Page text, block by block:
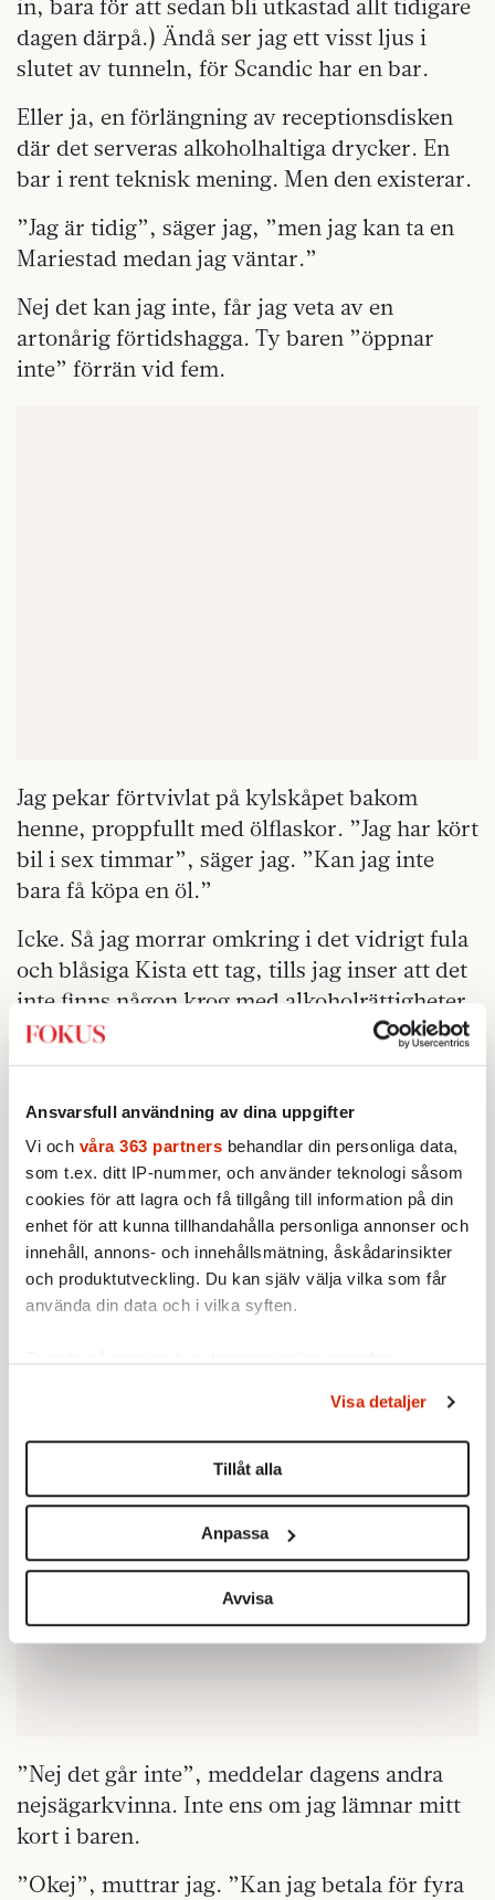
Ansvarsfull användning av dina uppgifter
Vi och våra 363 partners behandlar din personliga data,
som t.ex. ditt IP-nummer, och använder teknologi såsom
cookies för att lagra och få tillgång till information på din
enhet för att kunna tillhandahålla personliga annonser och
innehåll, annons- och innehållsmätning, åskådarinsikter
och produktutveckling. Du kan själv välja vilka som får
använda din data och i vilka syften.
Du kan ändra eller dra tillbaka ditt samtycke när som
helst från cookie-förklaringen.
Vi använder enhetsidentifierare för att anpassa innehållet
för sociala medier och analysera vår trafik. Vi
vidarebefordrar även sådana identifierare och annan
information från din enhet till de sociala medier och
annons- och analysföretag som vi samarbetar med.
Dessa kan i sin tur kombinera informationen med annan
Visa detaljer
Tillåt alla
Anpassa
Avvisa
in, bara för att sedan bli utkastad allt tidigare
dagen därpå.) Ändå ser jag ett visst ljus i
slutet av tunneln, för Scandic har en bar.
Eller ja, en förlängning av receptionsdisken
där det serveras alkoholhaltiga drycker. En
bar i rent teknisk mening. Men den existerar.
”Jag är tidig”, säger jag, ”men jag kan ta en
Mariestad medan jag väntar.”
Nej det kan jag inte, får jag veta av en
artonårig förtidshagga. Ty baren ”öppnar
inte” förrän vid fem.
Jag pekar förtvivlat på kylskåpet bakom
henne, proppfullt med ölflaskor. ”Jag har kört
bil i sex timmar”, säger jag. ”Kan jag inte
bara få köpa en öl.”
Icke. Så jag morrar omkring i det vidrigt fula
och blåsiga Kista ett tag, tills jag inser att det
inte finns någon krog med alkoholrättigheter
Förutom en. Och det är O’Learys inne i
gallerian.
Detta särskilda O’Learys har en slagsida åt
tysk karaokebar, med viss inspiration även
från amerikanska landsbygdskasinon. Men
med detta sagt: öl har de. Vilket jag beställer.
Det går bra … nästan hela vägen. Fram till
betalningen.
”Kan vi köra en nota”, säger jag, ”det lär bli
”Nej det går inte”, meddelar dagens andra
nejsägarkvinna. Inte ens om jag lämnar mitt
kort i baren.
”Okej”, muttrar jag. ”Kan jag betala för fyra